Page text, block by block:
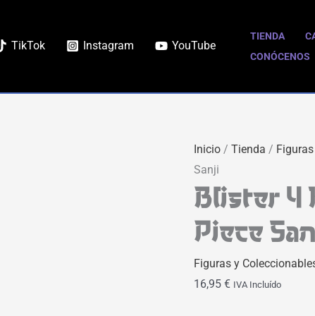
TikTok Instagram YouTube
TIENDA
CONÓCENOS
Inicio /Tienda /
Sanji
Blister 4
Piece
Figuras y
16,95€ IVA Incluído
figuras
POP
Sanji
cantidad